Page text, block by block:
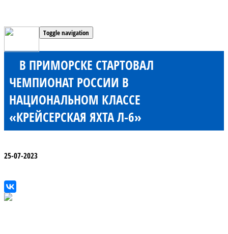
Toggle navigation
В ПРИМОРСКЕ СТАРТОВАЛ
ЧЕМПИОНАТ РОССИИ В
НАЦИОНАЛЬНОМ КЛАССЕ
«КРЕЙСЕРСКАЯ ЯХТА Л-6»
25-07-2023